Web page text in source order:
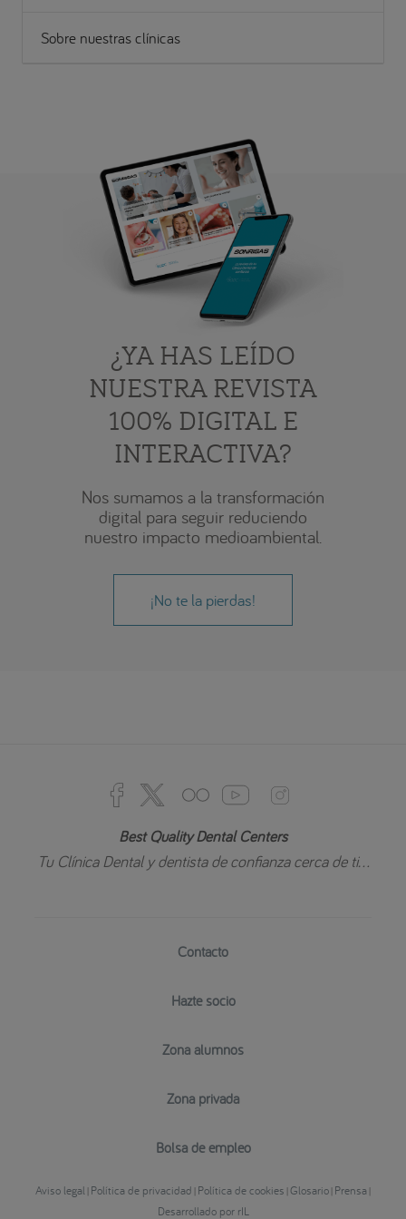
Sobre nuestras clínicas
¿YA HAS LEÍDO
NUESTRA REVISTA
100% DIGITAL E
INTERACTIVA?
Nos sumamos a la transformación
digital para seguir reduciendo
nuestro impacto medioambiental.
¡No te la pierdas!
Best Quality Dental Centers
Tu Clínica Dental y dentista de confianza cerca de ti...
Contacto
Hazte socio
Zona alumnos
Zona privada
Bolsa de empleo
Aviso legal Política de privacidad Política de cookies Glosario Prensa
Desarrollado por rIL